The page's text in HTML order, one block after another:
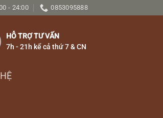
- 24:00 0853095888
HỖ TRỢ TƯ VẤN
7h - 21h kể cả thứ 7 & CN